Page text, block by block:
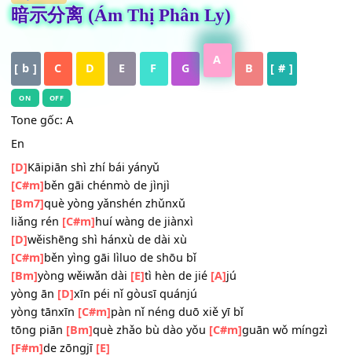
暗示分离 (Ám Thị Phân Ly)
[ b ] C
ON
Tone gốc: A
En
[D]Kāipiān shì zhí bái yányǔ
[C#m]běn gāi chénmò de jìnjì
[Bm7]què yòng yǎnshén zhǔnxǔ
liǎng rén [C#m]huí wàng de jiànxì
[D] wěishēng shì hánxù de dài xù
[C#m]běn yìng gāi lìluo de shōu bǐ
[Bm]yòng wěiwǎn dài